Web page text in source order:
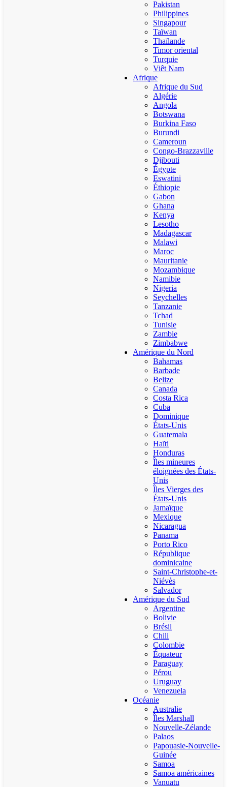
Pakistan
Philippines
Singapour
Taïwan
Thaïlande
Timor oriental
Turquie
Viêt Nam
Afrique
Afrique du Sud
Algérie
Angola
Botswana
Burkina Faso
Burundi
Cameroun
Congo-Brazzaville
Djibouti
Égypte
Eswatini
Éthiopie
Gabon
Ghana
Kenya
Lesotho
Madagascar
Malawi
Maroc
Mauritanie
Mozambique
Namibie
Nigeria
Seychelles
Tanzanie
Tchad
Tunisie
Zambie
Zimbabwe
Amérique du Nord
Bahamas
Barbade
Belize
Canada
Costa Rica
Cuba
Dominique
États-Unis
Guatemala
Haïti
Honduras
Îles mineures
éloignées des États-
Unis
Îles Vierges des
États-Unis
Jamaïque
Mexique
Nicaragua
Panama
Porto Rico
République
dominicaine
Saint-Christophe-et-
Niévès
Salvador
Amérique du Sud
Argentine
Bolivie
Brésil
Chili
Colombie
Équateur
Paraguay
Pérou
Uruguay
Venezuela
Océanie
Australie
Îles Marshall
Nouvelle-Zélande
Palaos
Papouasie-Nouvelle-
Guinée
Samoa
Samoa américaines
Vanuatu